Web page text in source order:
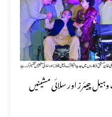
چیئرز اور سلائی مشینیں